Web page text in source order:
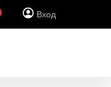
Вход